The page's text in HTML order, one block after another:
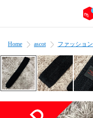
Home ascot ファッション